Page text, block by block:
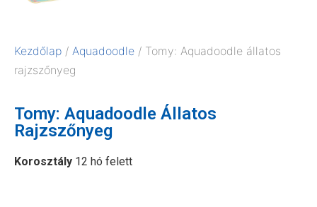
Kezdőlap / Aquadoodle / Tomy: Aquadoodle állatos
rajzszőnyeg
Tomy: Aquadoodle Állatos
Rajzszőnyeg
Korosztály 12 hó felett